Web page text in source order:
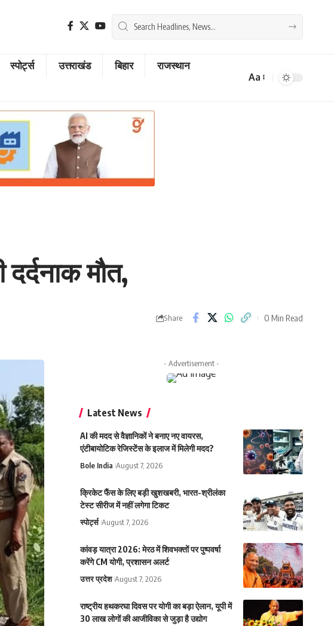
स्पोर्ट्स उत्तराखंड बिहार
राजस्थान
Font
Aa
मौत,
Share 0 Min Read
- Advertisement -
Latest News
AI की मदद से वैज्ञानिकों ने बनाए नए वायरस,
एंटीबायोटिक रेजिस्टेंस के इलाज में मिलेगी मदद?
Bole India August 7, 2026
क्रिकेट फैंस के लिए बड़ी खुशखबरी, भारत-श्रीलंका
टेस्ट सीरीज में नहीं लगेगा टिकट
स्पोर्ट्स August 7, 2026
कांवड़ यात्रा 2026: मेरठ में शिवभक्तों पर पुष्पवर्षा
करेंगे CM योगी, प्रशासन अलर्ट
उत्तर प्रदेश August 7, 2026
राष्ट्रीय हथकरघा दिवस पर योगी का बड़ा ऐलान, यूपी में
30 लाख लोगों की आजीविका से जुड़ा है उद्योग